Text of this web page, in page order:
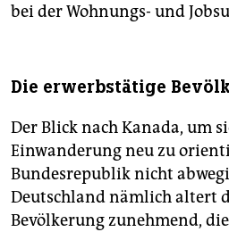
bei der Wohnungs- und
Die erwerbstätige
Der Blick nach Kanada, um
Einwanderung neu zu
Bundesrepublik nicht
Deutschland nämlich altert
Bevölkerung zunehmend,